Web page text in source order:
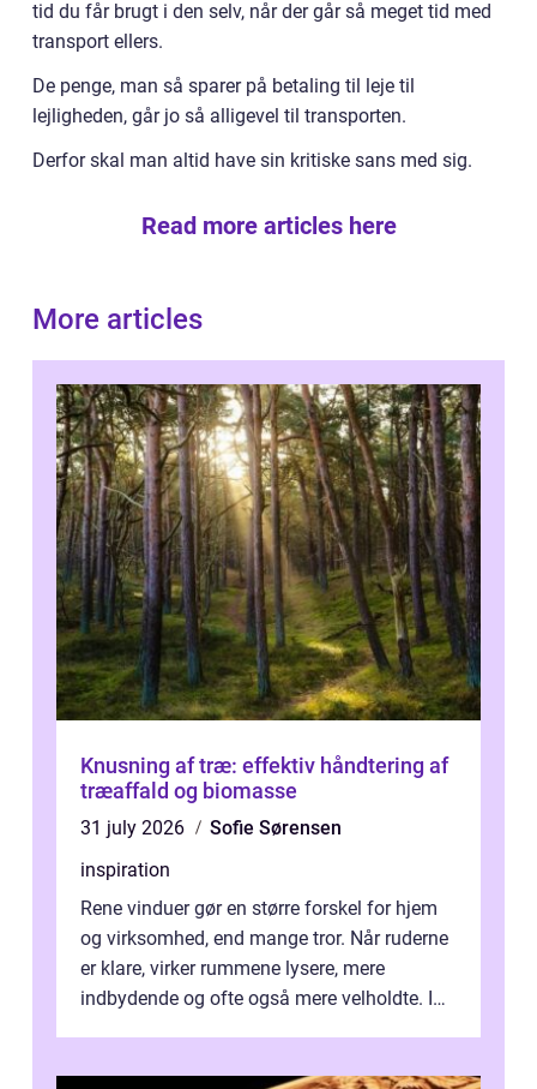
tid du får brugt i den selv, når der går så meget tid med
transport ellers.
De penge, man så sparer på betaling til leje til
lejligheden, går jo så alligevel til transporten.
Derfor skal man altid have sin kritiske sans med sig.
Read more articles here
More articles
Knusning af træ: effektiv håndtering af
træaffald og biomasse
31 july 2026
Sofie Sørensen
inspiration
Rene vinduer gør en større forskel for hjem
og virksomhed, end mange tror. Når ruderne
er klare, virker rummene lysere, mere
indbydende og ofte også mere velholdte. I